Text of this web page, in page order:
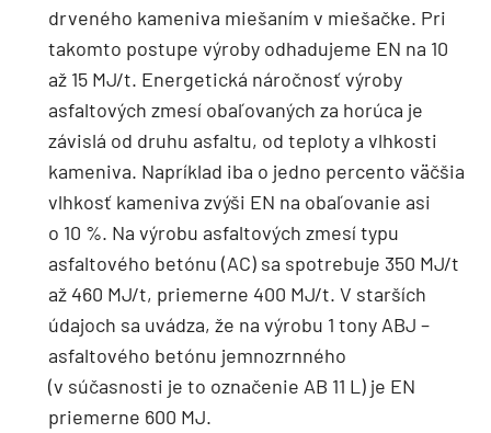
drveného kameniva miešaním v miešačke. Pri
takomto postupe výroby odhadujeme EN na 10
až 15 MJ/t. Energetická náročnosť výroby
asfaltových zmesí obaľovaných za horúca je
závislá od druhu asfaltu, od teploty a vlhkosti
kameniva. Napríklad iba o jedno percento väčšia
vlhkosť kameniva zvýši EN na obaľovanie asi
o 10 %. Na výrobu asfaltových zmesí typu
asfaltového betónu (AC) sa spotrebuje 350 MJ/t
až 460 MJ/t, priemerne 400 MJ/t. V starších
údajoch sa uvádza, že na výrobu 1 tony ABJ –
asfaltového betónu jemnozrnného
(v súčasnosti je to označenie AB 11 L) je EN
priemerne 600 MJ.